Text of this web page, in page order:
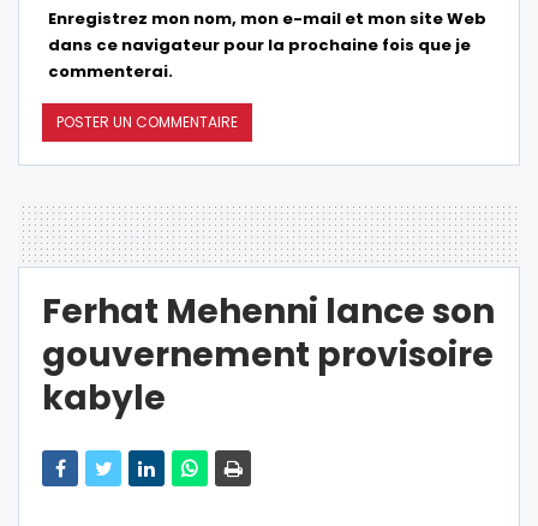
Enregistrez mon nom, mon e-mail et mon site Web
dans ce navigateur pour la prochaine fois que je
commenterai.
Ferhat Mehenni lance son
gouvernement provisoire
kabyle